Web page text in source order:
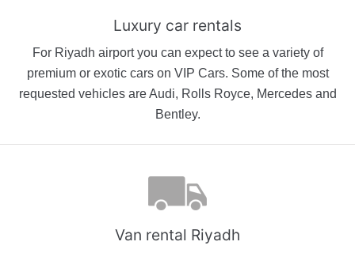
Luxury car rentals
For Riyadh airport you can expect to see a variety of
premium or exotic cars on VIP Cars. Some of the most
requested vehicles are Audi, Rolls Royce, Mercedes and
Bentley.
Van rental Riyadh